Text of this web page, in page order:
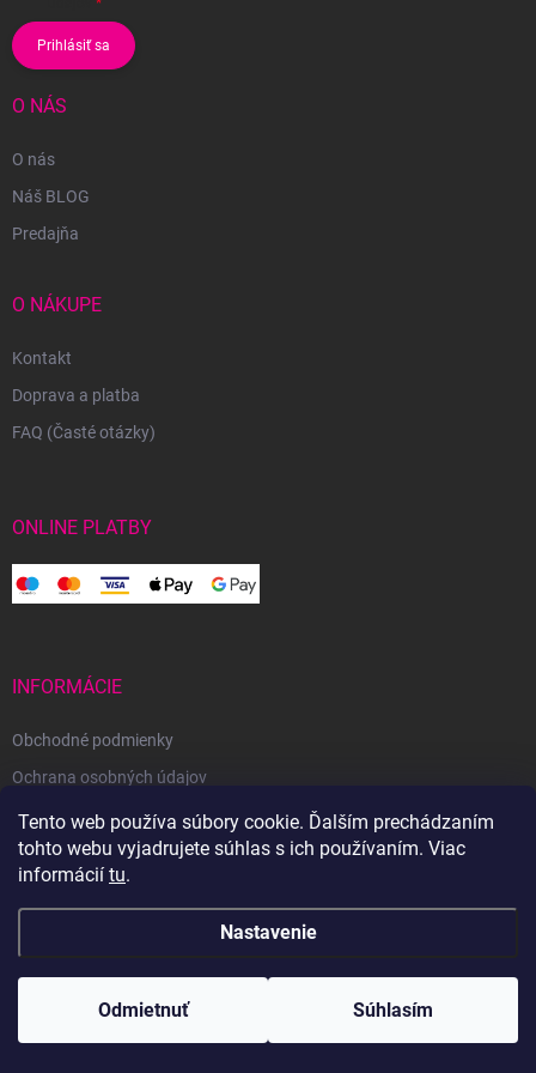
Tento web používa súbory cookie. Ďalším prechádzaním
tohto webu vyjadrujete súhlas s ich používaním. Viac
informácií tu.
Nastavenie
Odmietnuť Súhlasím
Prihlásiť sa
O NÁS
O nás
Náš BLOG
Predajňa
O NÁKUPE
Kontakt
Doprava a platba
FAQ (Časté otázky)
ONLINE PLATBY
INFORMÁCIE
Obchodné podmienky
Ochrana osobných údajov
Reklamačný poriadok
Odstúpenie od zmluvy
Vytvoril Shoptet
Copyright 2026Svetoveklbka.sk . Všetky práva vyhradené.